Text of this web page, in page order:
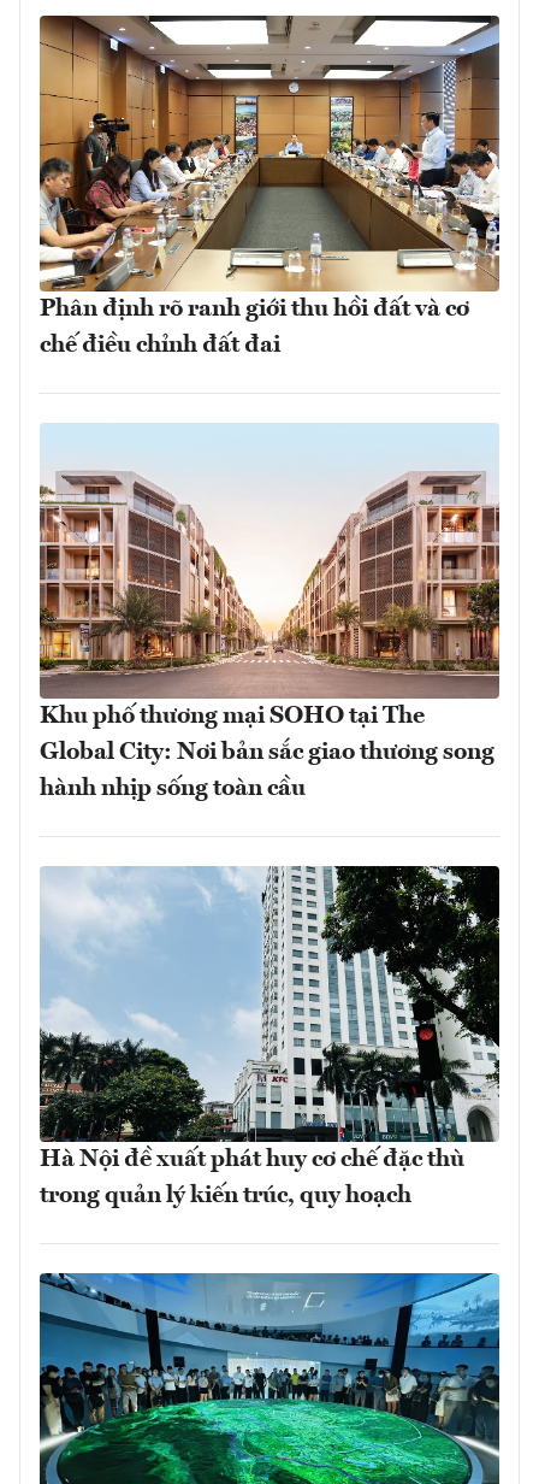
Phân định rõ ranh giới thu hồi đất và cơ
chế điều chỉnh đất đai
Khu phố thương mại SOHO tại The
Global City: Nơi bản sắc giao thương song
hành nhịp sống toàn cầu
Hà Nội đề xuất phát huy cơ chế đặc thù
trong quản lý kiến trúc, quy hoạch